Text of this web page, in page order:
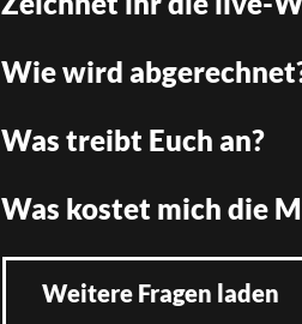
Wie wird
Was treibt Euch an?
Was kostet mich die
Weitere Fragen laden